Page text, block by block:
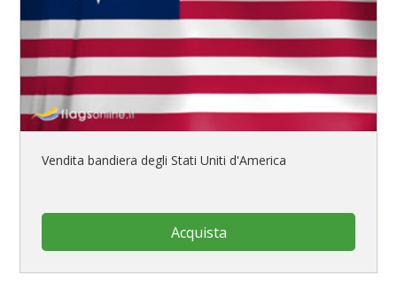
Vendita bandiera degli Stati Uniti d'America
Acquista